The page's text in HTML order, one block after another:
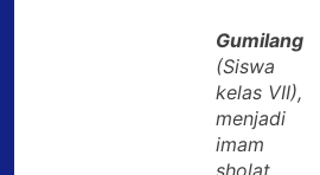
Gumilang
(Siswa
kelas VII),
menjadi
imam